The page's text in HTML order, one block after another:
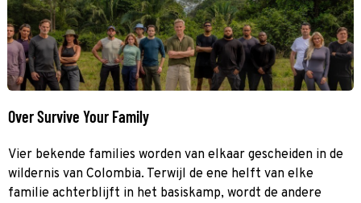
Over Survive Your Family
Vier bekende families worden van elkaar gescheiden in de
wildernis van Colombia. Terwijl de ene helft van elke
familie achterblijft in het basiskamp, wordt de andere